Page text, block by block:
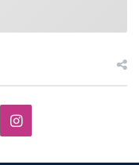
Instagram